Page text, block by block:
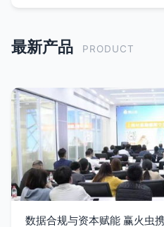
最新产品 PRODUCT
数据合规与资本赋能 赢火虫